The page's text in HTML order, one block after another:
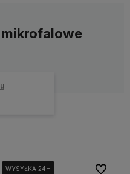
WYSYŁKA 24H
WYSYŁKA 24H
WYSYŁKA 24H
WYSYŁKA 24H Do